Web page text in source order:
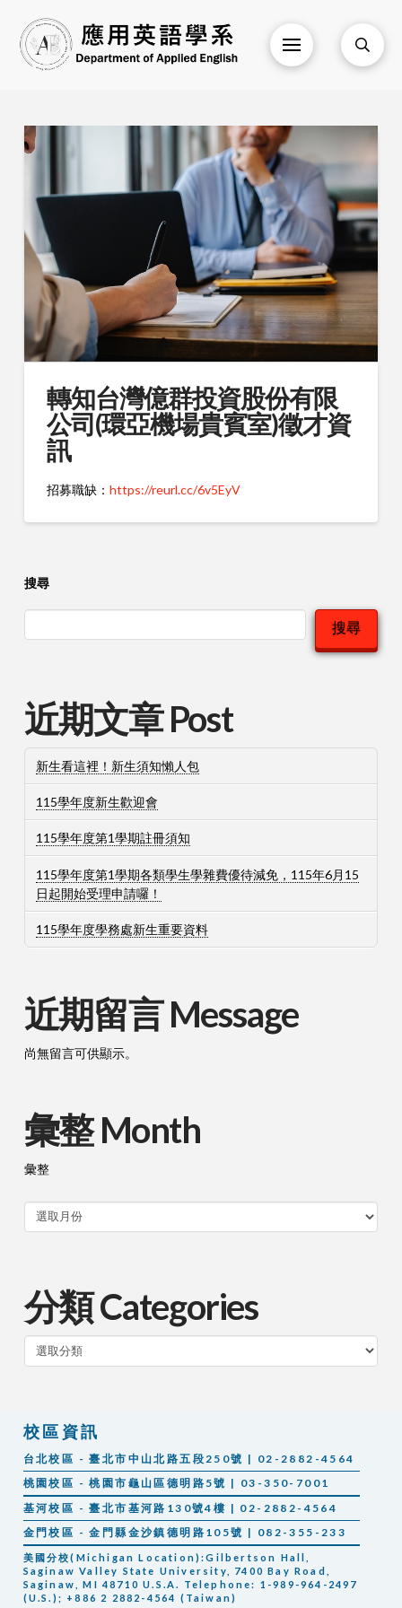
轉知台灣億群投資股份有限
公司(環亞機場貴賓室)徵才資
訊
招募職缺： https://reurl.cc/6v5EyV
搜尋
搜尋
近期文章 Post
新生看這裡！新生須知懶人包
115學年度新生歡迎會
115學年度第1學期註冊須知
115學年度第1學期各類學生學雜費優待減免，115年6月15
日起開始受理申請囉！
115學年度學務處新生重要資料
近期留言 Message
尚無留言可供顯示。
彙整 Month
彙整
分類 Categories
類
校區資訊
台北校區 - 臺北市中山北路五段250號 | 02-2882-4564
桃園校區 - 桃園市龜山區德明路5號 | 03-350-7001
基河校區 - 臺北市基河路130號4樓 | 02-2882-4564
金門校區 - 金門縣金沙鎮德明路105號 | 082-355-233
美國分校(Michigan Location):Gilbertson Hall,
Saginaw Valley State University, 7400 Bay Road,
Saginaw, MI 48710 U.S.A. Telephone: 1-989-964-2497
(U.S.); +886 2 2882-4564 (Taiwan)